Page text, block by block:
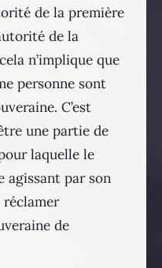
de la première
de la
n’implique que
personne sont
C’est
une partie de
laquelle le
agissant par son
de